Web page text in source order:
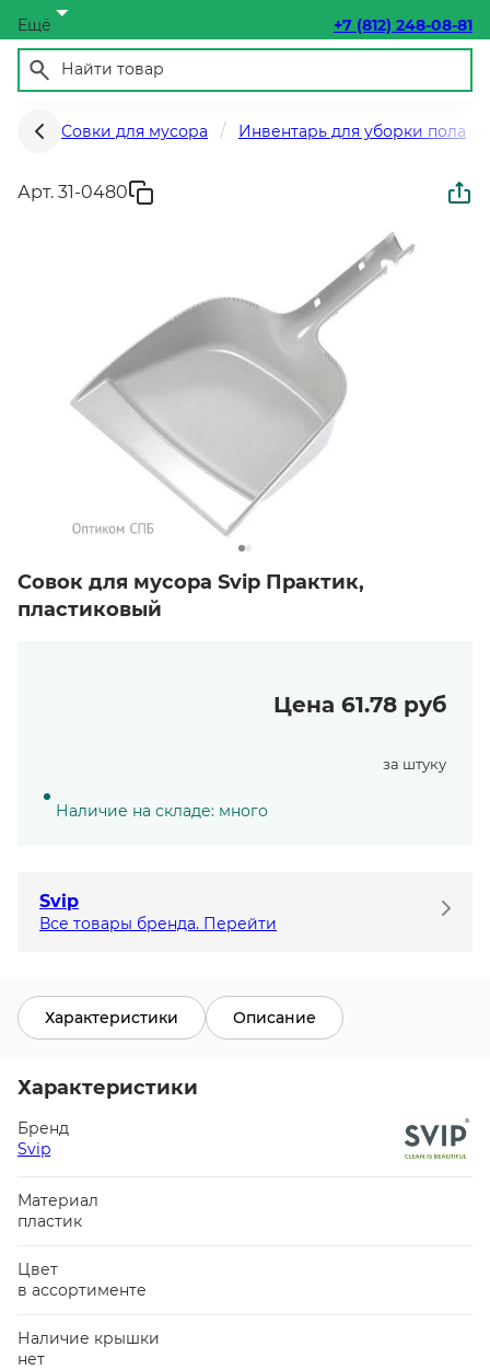
Ещё +7 (812) 248-08-81
Совки для мусора Инвентарь для уборки пола
Арт. 31-0480
Совок для мусора Svip Практик,
пластиковый
Цена 61.78 руб
за штуку
Наличие на складе: много
Svip
Все товары бренда. Перейти
Характеристики Описание
Характеристики
Бренд
Svip
Материал
пластик
Цвет
в ассортименте
Наличие крышки
нет